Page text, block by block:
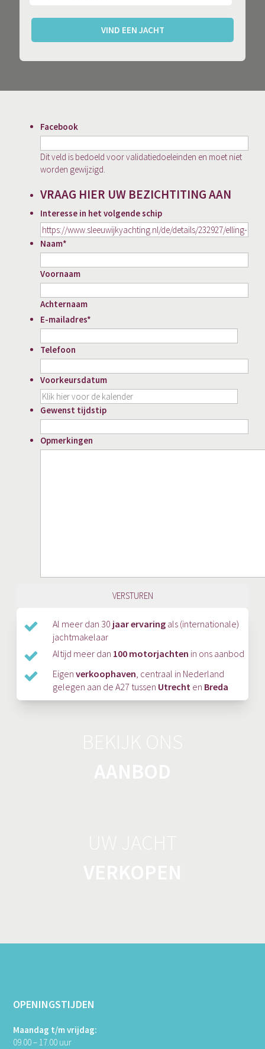
VIND EEN JACHT
Facebook
Dit veld is bedoeld voor validatiedoeleinden en moet niet
worden gewijzigd.
VRAAG HIER UW BEZICHTITING AAN
Interesse in het volgende schip
Naam*
Voornaam
Achternaam
E-mailadres*
Telefoon
Voorkeursdatum
slash
MM
slash
Gewenst tijdstip
Opmerkingen
Al meer dan 30 jaar ervaring als (internationale)
jachtmakelaar
Altijd meer dan 100 motorjachten in ons aanbod
Eigenverkoophaven, centraal in Nederland
gelegen aan de A27 tussen Utrecht en Breda
OPENINGSTIJDEN
Maandag t/m vrijdag:
09.00 – 17.00 uur